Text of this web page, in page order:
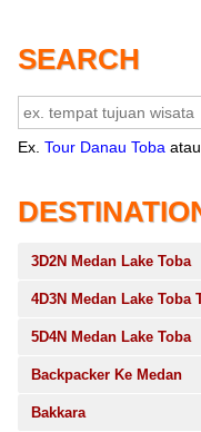
SEARCH
Ex. Tour Danau Toba atau
3D2N Medan Lake Toba
4D3N Medan Lake Toba
5D4N Medan Lake Toba
Backpacker Ke Medan
Bakkara